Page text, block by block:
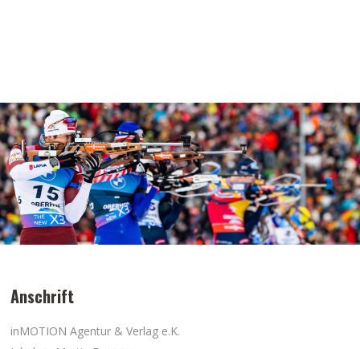
Anschrift
inMOTION Agentur & Verlag e.K.